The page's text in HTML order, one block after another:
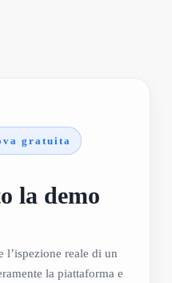
gratuita
la demo
l’ispezione reale di un
la piattaforma e